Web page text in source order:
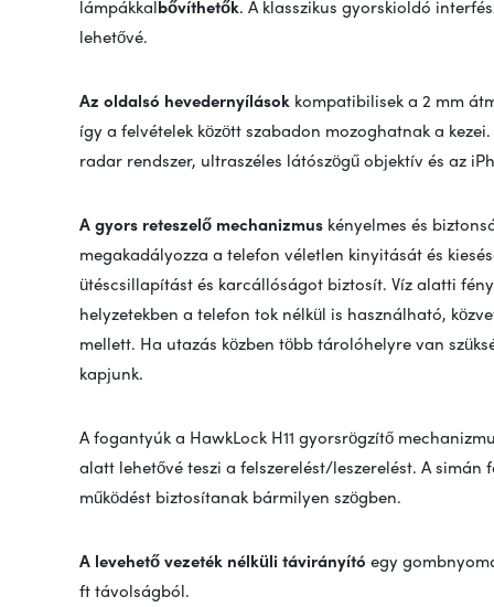
lámpákkalbővíthetők. A klasszikus gyorskioldó
lehetővé.
Az oldalsó hevedernyílások kompatibilisek a 2 mm
így a felvételek között szabadon mozoghatnak a
radar rendszer, ultraszéles látószögű objektív és az
A gyors reteszelő mechanizmus kényelmes és
megakadályozza a telefon véletlen kinyitását és
ütéscsillapítást és karcállóságot biztosít. Víz alatti
helyzetekben a telefon tok nélkül is használható,
mellett. Ha utazás közben több tárolóhelyre van
kapjunk.
A fogantyúk a HawkLock H11 gyorsrögzítő
alatt lehetővé teszi a felszerelést/leszerelést. A
működést biztosítanak bármilyen szögben.
A levehető vezeték nélküli távirányító egy
ft távolságból.